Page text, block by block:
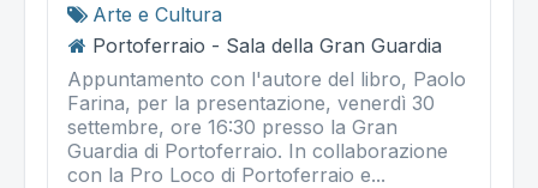
Arte e Cultura
Portoferraio - Sala della Gran Guardia
Appuntamento con l'autore del libro, Paolo
Farina, per la presentazione, venerdì 30
settembre, ore 16:30 presso la Gran
Guardia di Portoferraio. In collaborazione
con la Pro Loco di Portoferraio e...